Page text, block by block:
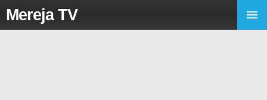
Mereja TV